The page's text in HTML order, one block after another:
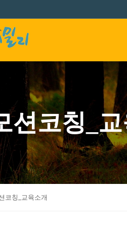
션코칭_
코칭_교육소개